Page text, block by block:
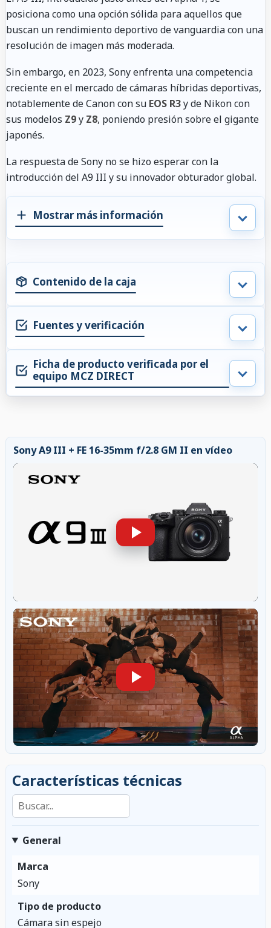
posiciona como una opción sólida para aquellos que
buscan un rendimiento deportivo de vanguardia con una
resolución de imagen más moderada.
Sin embargo, en 2023, Sony enfrenta una competencia
creciente en el mercado de cámaras híbridas deportivas,
notablemente de Canon con su EOS R3y de Nikon con
sus modelos Z9y Z8, poniendo presión sobre el gigante
japonés.
La respuesta de Sony no se hizo esperar con la
introducción del A9 III y su innovador obturador global.
Mostrar más información
Contenido de la caja
Fuentes y verificación
Ficha de producto verificada por el
equipo MCZ DIRECT
Sony A9 III + FE 16-35mm f/2.8 GM II en vídeo
Características técnicas
Buscar en las características
General
Marca
Sony
Tipo de producto
Cámara sin espejo